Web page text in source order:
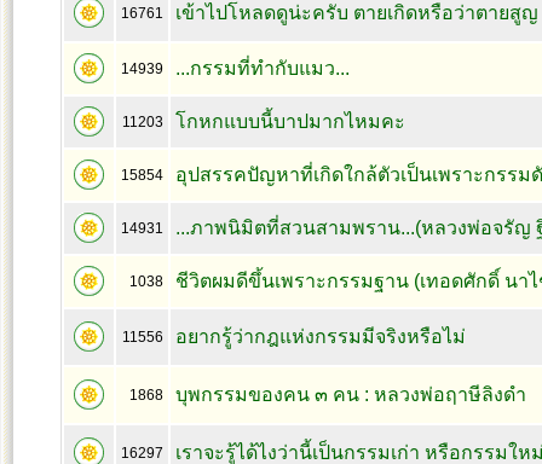
16761 เข้าไปโหลดดูน่ะครับ ตายเกิดหรือว่าตายสูญ
14939 ...กรรมที่ทำกับแมว...
11203 โกหกแบบนี้บาปมากไหมคะ
15854 อุปสรรคปัญหาที่เกิดใกล้ตัวเป็นเพราะกรรม
14931 ...ภาพนิมิตที่สวนสามพราน...(หลวงพ่อจรัญ
1038 ชีวิตผมดีขึ้นเพราะกรรมฐาน (เทอดศักดิ์ นาไ
11556 อยากรู้ว่ากฎแห่งกรรมมีจริงหรือไม่
1868 บุพกรรมของคน ๓ คน : หลวงพ่อฤาษีลิงดำ
16297 เราจะรู้ได้ไงว่านี้เป็นกรรมเก่า หรือกรรมให